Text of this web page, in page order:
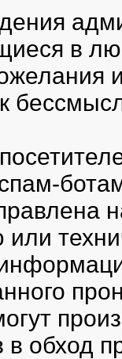
в
или
в обход